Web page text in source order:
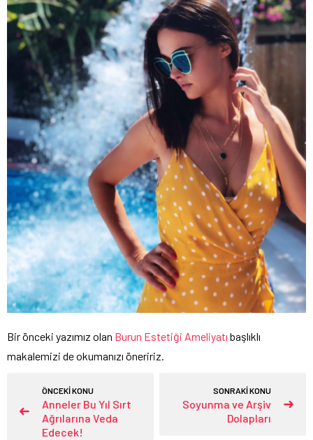
Bir önceki yazımız olan Burun Estetiği Ameliyatı başlıklı
makalemizi de okumanızı öneririz.
ÖNCEKİ KONU
Anneler Bu Yıl Sırt
Ağrılarına Veda
Edecek!
SONRAKİ KONU
Soyunma ve Arşiv
Dolapları